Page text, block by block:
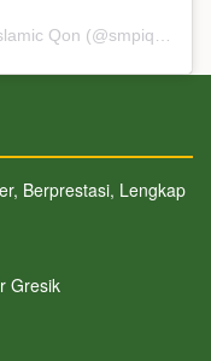
Berprestasi, Lengkap
Gresik